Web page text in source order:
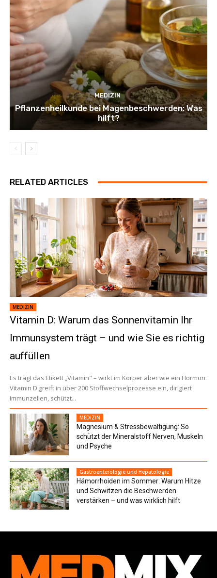
MEDIZIN
Pflanzenheilkunde bei Magenbeschwerden: Was
hilft?
RELATED ARTICLES
MEDIZIN
Vitamin D: Warum das Sonnenvitamin Ihr
Immunsystem trägt – und wie Sie es richtig
auffüllen
Es trägt das Etikett „Vitamin" – wirkt im Körper aber wie ein Hormon.
Vitamin D greift in über 200 Stoffwechselprozesse ein, dirigiert
Immunzellen, schützt...
MEDIZIN
Magnesium & Stressbewältigung: So
schützt der Mineralstoff Nerven, Muskeln
und Psyche
Gastroenterologie und Hepatologie
Hämorrhoiden im Sommer: Warum Hitze
und Schwitzen die Beschwerden
verstärken – und was wirklich hilft